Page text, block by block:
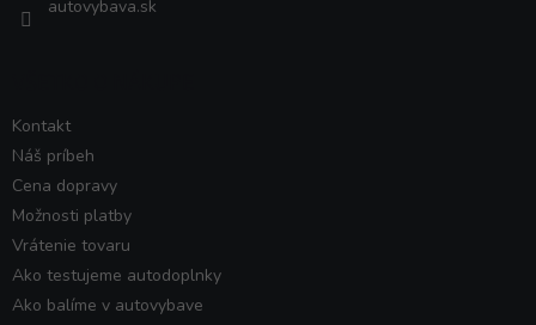
autovybava.sk
Kontakt
Náš príbeh
Cena dopravy
Možnosti platby
Vrátenie tovaru
Ako testujeme autodoplnky
Ako balíme v autovybave